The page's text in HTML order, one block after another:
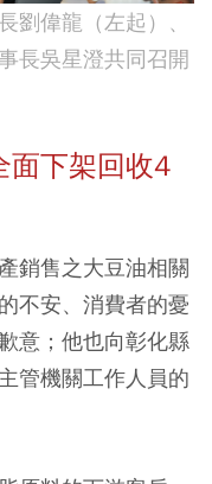
偉龍（左起）、
長吳星澄共同召開
下架回收4
銷售之大豆油相關
不安、消費者的憂
意；他也向彰化縣
管機關工作人員的